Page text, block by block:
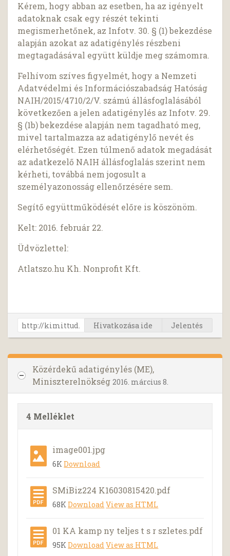
Kérem, hogy abban az esetben, ha az igényelt
adatoknak csak egy részét tekinti
megismerhetőnek, az Infotv. 30. § (1) bekezdése
alapján azokat az adatigénylés részbeni
megtagadásával együtt küldje meg számomra.
Felhívom szíves figyelmét, hogy a Nemzeti
Adatvédelmi és Információszabadság Hatóság
NAIH/2015/4710/2/V. számú állásfoglalásából
következően a jelen adatigénylés az Infotv. 29.
§ (1b) bekezdése alapján nem tagadható meg,
mivel tartalmazza az adatigénylő nevét és
elérhetőségét. Ezen túlmenő adatok megadását
az adatkezelő NAIH állásfoglalás szerint nem
kérheti, továbbá nem jogosult a
személyazonosság ellenőrzésére sem.
Segítő együttműködését előre is köszönöm.
Kelt: 2016. február 22.
Üdvözlettel:
Atlatszo.hu Kh. Nonprofit Kft.
Hivatkozása ide Jelentés
Közérdekű adatigénylés (ME),
Miniszterelnökség 2016. március 8.
4 Melléklet
image001.jpg
6KDownload
SMiBiz224 K16030815420.pdf
68KDownloadView as HTML
01 KA kamp ny teljes t s r szletes.pdf
95KDownloadView as HTML